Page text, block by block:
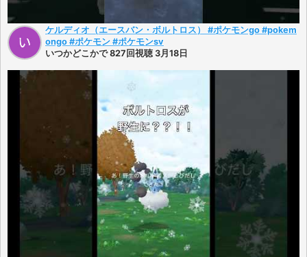
ケルディオ（エースバン・ボルトロス） #ポケモンgo #pokem
ongo #ポケモン #ポケモンsv
いつかどこかで 827回視聴 3月18日